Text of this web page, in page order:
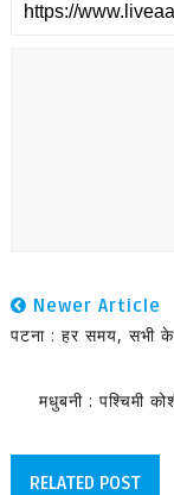
Newer Article
पटना : हर समय, सभी के
मधुबनी : पश्चिमी
RELATED POST